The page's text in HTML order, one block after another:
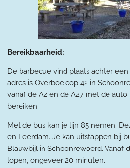
Bereikbaarheid:
De barbecue vind plaats achter
adres is Overboeicop 42 in
vanaf de A2 en de A27 met de
bereiken.
Met de bus kan je lijn 85 nemen.
en Leerdam. Je kan uitstappen bij
Blauwbijl in Schoonrewoerd. Vanaf
lopen, ongeveer 20 minuten.